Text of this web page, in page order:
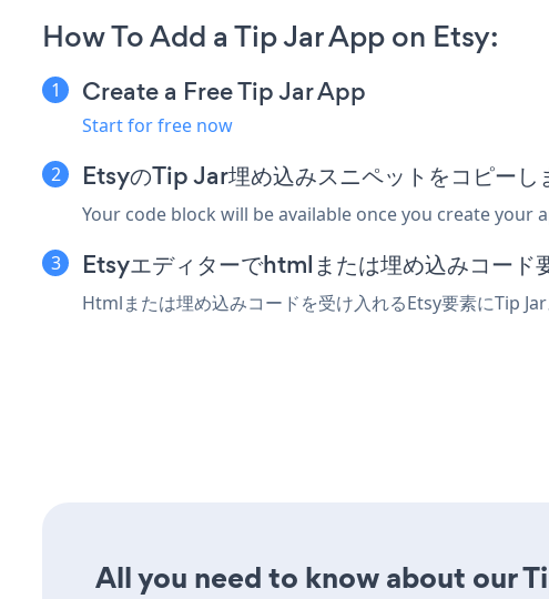
How To Add a Tip Jar App on Etsy:
Create a Free Tip Jar App
Start for free now
EtsyのTip Jar埋め込みスニペットをコピーし
Your code block will be available once you create your
Etsyエディターでhtmlまたは埋め込みコード
Htmlまたは埋め込みコードを受け入れるEtsy要素にTip
All you need to know about our